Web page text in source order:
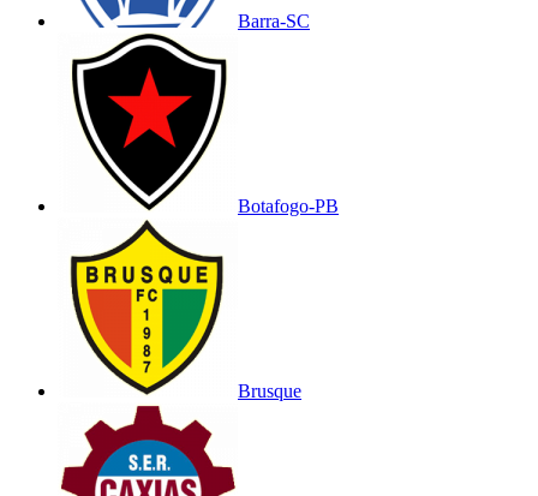
Barra-SC
Botafogo-PB
Brusque